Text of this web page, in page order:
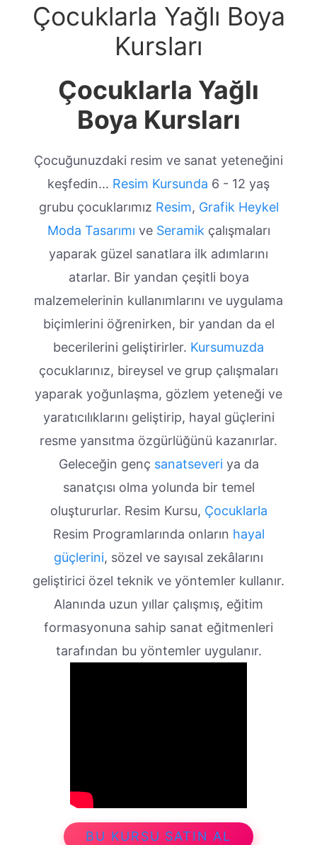
Çocuklarla Yağlı Boya
Kursları
Çocuklarla Yağlı
Boya Kursları
Çocuğunuzdaki resim ve sanat yeteneğini
keşfedin... Resim Kursunda 6 - 12 yaş
grubu çocuklarımız Resim, Grafik Heykel
Moda Tasarımı veSeramikçalışmaları
yaparak güzel sanatlara ilk adımlarını
atarlar. Bir yandan çeşitli boya
malzemelerinin kullanımlarını ve uygulama
biçimlerini öğrenirken, bir yandan da el
becerilerini geliştirirler. Kursumuzda
çocuklarınız, bireysel ve grup çalışmaları
yaparak yoğunlaşma, gözlem yeteneği ve
yaratıcılıklarını geliştirip, hayal güçlerini
resme yansıtma özgürlüğünü kazanırlar.
Geleceğin genç sanatseveriya da
sanatçısı olma yolunda bir temel
oluştururlar. Resim Kursu, Çocuklarla
Resim Programlarında onların hayal
güçlerini, sözel ve sayısal zekâlarını
geliştirici özel teknik ve yöntemler kullanır.
Alanında uzun yıllar çalışmış, eğitim
formasyonuna sahip sanat eğitmenleri
tarafından bu yöntemler uygulanır.
BU KURSU SATIN AL